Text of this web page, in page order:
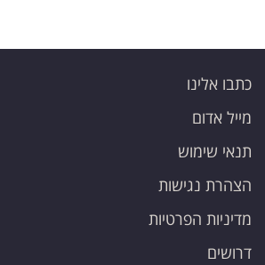
כתבו אלינו
מייל אדום
תנאי שימוש
הצהרת נגישות
מדיניות הפרטיות
דרושים